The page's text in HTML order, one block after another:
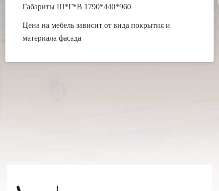
Габариты Ш*Г*В 1790*440*960
Цена на мебель зависит от вида покрытия и
материала фасада